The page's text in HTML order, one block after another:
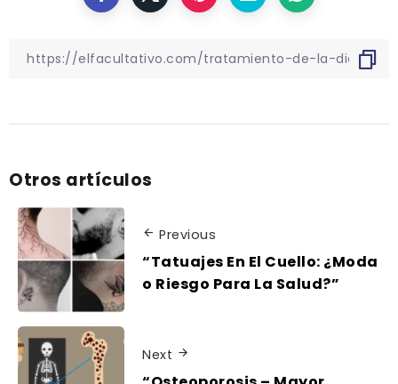
Otros artículos
Previous
“Tatuajes En El Cuello: ¿Moda
o Riesgo Para La Salud?”
Next